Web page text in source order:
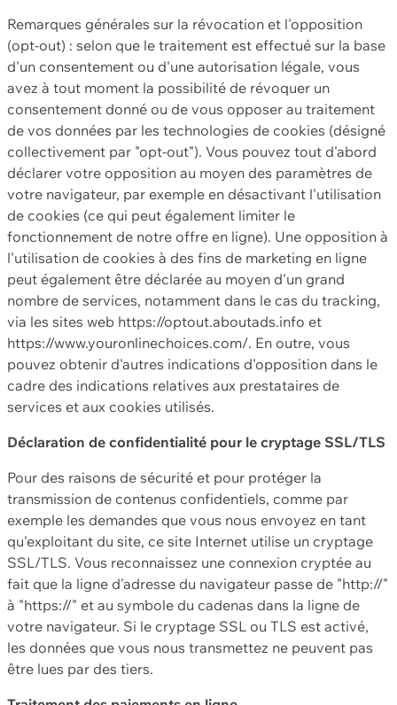
Remarques générales sur la révocation et l'opposition
(opt-out) : selon que le traitement est effectué sur la base
d'un consentement ou d'une autorisation légale, vous
avez à tout moment la possibilité de révoquer un
consentement donné ou de vous opposer au traitement
de vos données par les technologies de cookies (désigné
collectivement par "opt-out"). Vous pouvez tout d'abord
déclarer votre opposition au moyen des paramètres de
votre navigateur, par exemple en désactivant l'utilisation
de cookies (ce qui peut également limiter le
fonctionnement de notre offre en ligne). Une opposition à
l'utilisation de cookies à des fins de marketing en ligne
peut également être déclarée au moyen d'un grand
nombre de services, notamment dans le cas du tracking,
via les sites web https://optout.aboutads.info et
https://www.youronlinechoices.com/. En outre, vous
pouvez obtenir d'autres indications d'opposition dans le
cadre des indications relatives aux prestataires de
services et aux cookies utilisés.
Déclaration de confidentialité pour le cryptage SSL/TLS
Pour des raisons de sécurité et pour protéger la
transmission de contenus confidentiels, comme par
exemple les demandes que vous nous envoyez en tant
qu'exploitant du site, ce site Internet utilise un cryptage
SSL/TLS. Vous reconnaissez une connexion cryptée au
fait que la ligne d'adresse du navigateur passe de "http://"
à "https://" et au symbole du cadenas dans la ligne de
votre navigateur. Si le cryptage SSL ou TLS est activé,
les données que vous nous transmettez ne peuvent pas
être lues par des tiers.